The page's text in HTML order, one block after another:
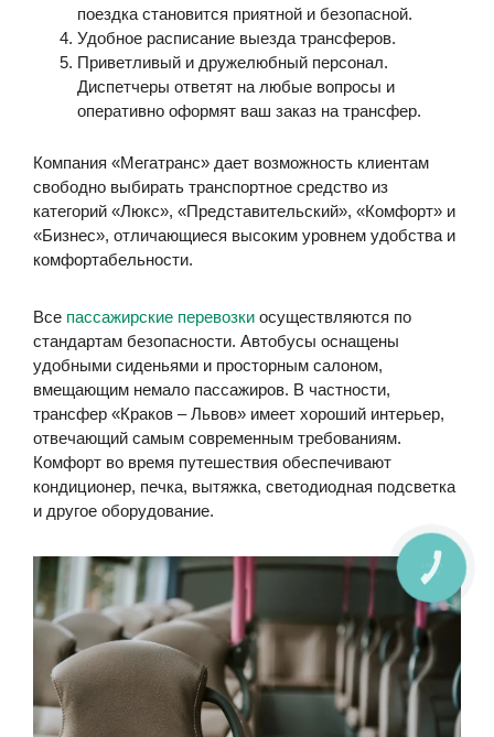
поездка становится приятной и безопасной.
Удобное расписание выезда трансферов.
Приветливый и дружелюбный персонал.
Диспетчеры ответят на любые вопросы и
оперативно оформят ваш заказ на трансфер.
Компания «Мегатранс» дает возможность клиентам
свободно выбирать транспортное средство из
категорий «Люкс», «Представительский», «Комфорт» и
«Бизнес», отличающиеся высоким уровнем удобства и
комфортабельности.
Все пассажирские перевозки осуществляются по
стандартам безопасности. Автобусы оснащены
удобными сиденьями и просторным салоном,
вмещающим немало пассажиров. В частности,
трансфер «Краков – Львов» имеет хороший интерьер,
отвечающий самым современным требованиям.
Комфорт во время путешествия обеспечивают
кондиционер, печка, вытяжка, светодиодная подсветка
и другое оборудование.
КНОПКА
ЗВ'ЯЗКУ